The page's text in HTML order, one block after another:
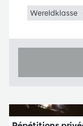
Wereldklasse